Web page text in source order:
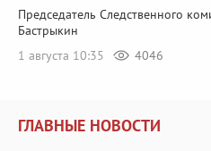
Председатель Следственного
Бастрыкин
1 августа 10:35
4046
ГЛАВНЫЕ НОВОСТИ